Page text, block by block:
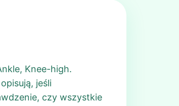
Knee-high.
jeśli
czy wszystkie